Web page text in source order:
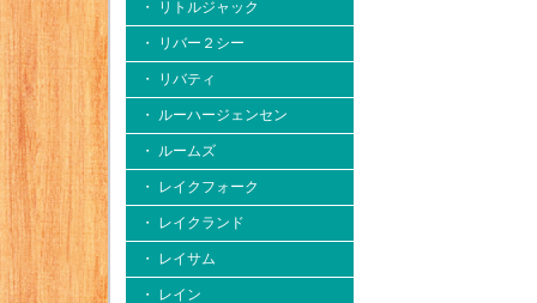
・ リトルジャック
・ リバー２シー
・ リバティ
・ ルーハージェンセン
・ ルームズ
・ レイクフォーク
・ レイクランド
・ レイサム
・ レイン